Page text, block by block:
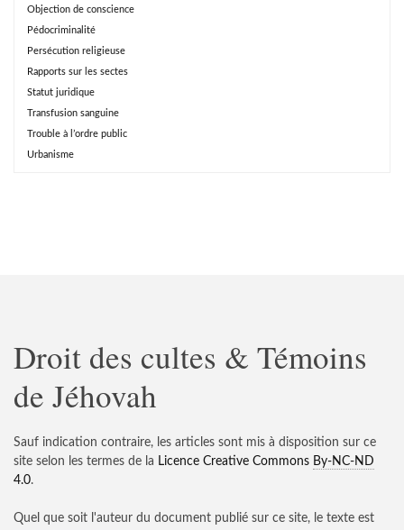
Objection de conscience
Pédocriminalité
Persécution religieuse
Rapports sur les sectes
Statut juridique
Transfusion sanguine
Trouble à l’ordre public
Urbanisme
Droit des cultes & Témoins
de Jéhovah
Sauf indication contraire, les articles sont mis à disposition sur ce
site selon les termes de la Licence Creative Commons By-NC-ND
4.0.
Quel que soit l'auteur du document publié sur ce site, le texte est